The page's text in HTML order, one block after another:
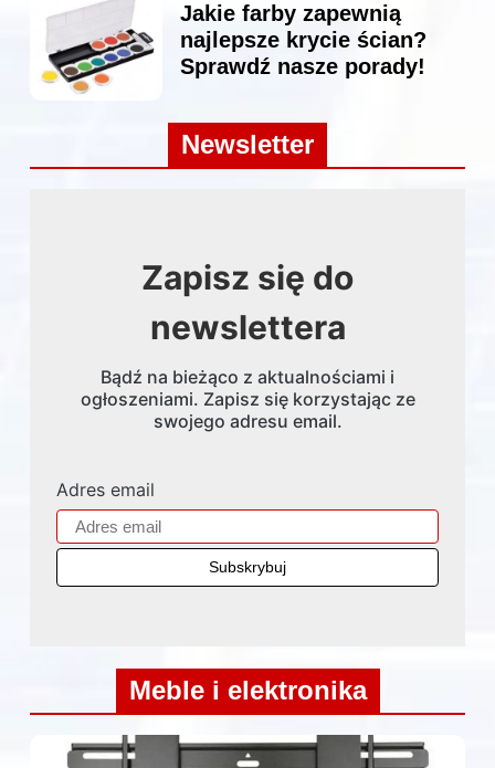
Jakie farby zapewnią
najlepsze krycie ścian?
Sprawdź nasze porady!
Newsletter
Zapisz się do
newslettera
Bądź na bieżąco z aktualnościami i
ogłoszeniami. Zapisz się korzystając ze
swojego adresu email.
Adres email
Meble i elektronika